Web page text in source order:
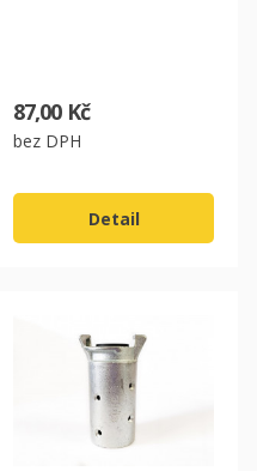
87,00 Kč
bez DPH
Detail